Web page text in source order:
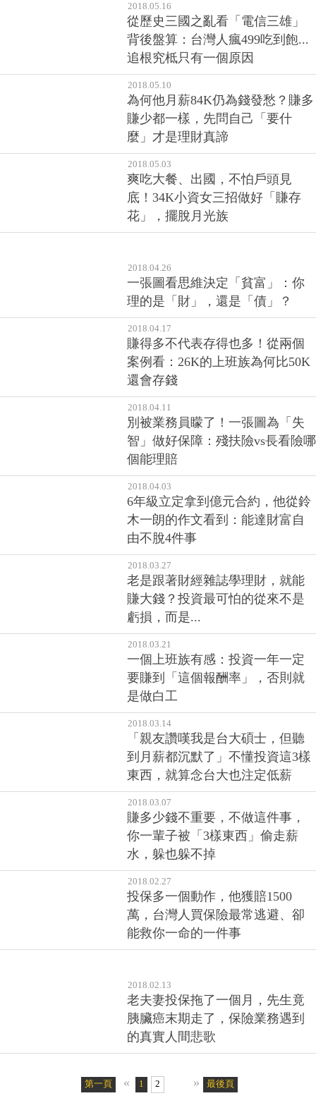
2018.05.16
從歷史三國之亂看「電信三雄」
背後盤算：台灣人瘋499吃到飽...
追根究柢只有一個原因
2018.05.10
為何他月薪84K仍為錢發愁？賺多
賺少都一樣，先問自己「要什
麼」才是理財真諦
2018.05.03
爽吃大餐、出國，不怕戶頭見
底！34K小資女三招做好「賺存
花」，擺脫月光族
2018.04.26
一張圖看思維決定「貧富」：你
理的是「財」，還是「債」？
2018.04.17
賺得多不代表存得也多！從兩個
案例看：26K的上班族為何比50K
還會存錢
2018.04.11
別被業務員矇了！一張圖為「失
智」做好保障：殘扶險vs長看險哪
個能理賠
2018.04.03
6年級立定拿到億元合約，他從鈴
木一朗的作文看到：能達財富自
由不脫4件事
2018.03.27
老是跟著財經雜誌學理財，就能
賺大錢？投資最可怕的從來不是
虧損，而是...
2018.03.21
一個上班族有感：投資一年一定
要賺到「這個報酬率」，否則就
是做白工
2018.03.14
「親友讚嘆我是台大碩士，但聽
到月薪都沉默了」不懂投資這3樣
東西，就算念台大也注定低薪
2018.03.07
賺多少錢不重要，不做這件事，
你一輩子被「3樣東西」偷走薪
水，躲也躲不掉
2018.02.27
投保多一個動作，他獲賠1500
萬，台灣人買保險最常逃避、卻
能救你一命的一件事
2018.02.13
老夫妻投保拖了一個月，先生竟
胰臟癌末期走了，保險業務遇到
的真實人間悲歌
第一頁 « 1 2 » 最後頁